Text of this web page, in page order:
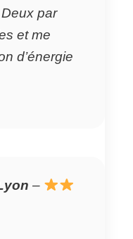
par
et me
d’énergie
–